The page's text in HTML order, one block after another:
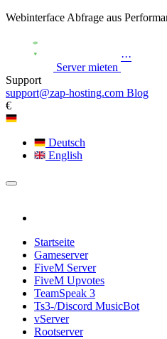
Webinterface Abfrage aus
Servermieten
···
Support
support@zap-hosting.com Blog
€
Deutsch
English
Startseite
Gameserver
FiveM Server
FiveM Upvotes
TeamSpeak 3
Ts3-/Discord MusicBot
vServer
Rootserver